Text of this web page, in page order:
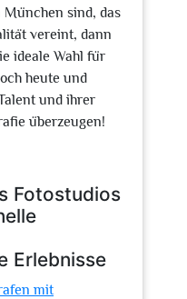
sind, das
vereint, dann
ideale Wahl für
heute und
und ihrer
überzeugen!
Fotostudios
Erlebnisse
mit